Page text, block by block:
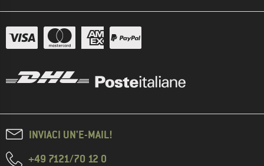
INVIACI UN'E-MAIL!
+49 7121/70 12 0